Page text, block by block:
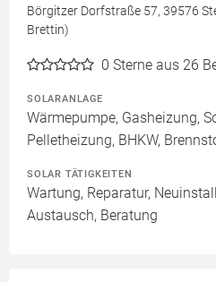
Börgitzer Dorfstraße 57, 39576
Brettin)
0 Sterne aus 26
SOLARANLAGE
Wärmepumpe, Gasheizung,
Pelletheizung, BHKW,
SOLAR TÄTIGKEITEN
Wartung, Reparatur,
Austausch, Beratung